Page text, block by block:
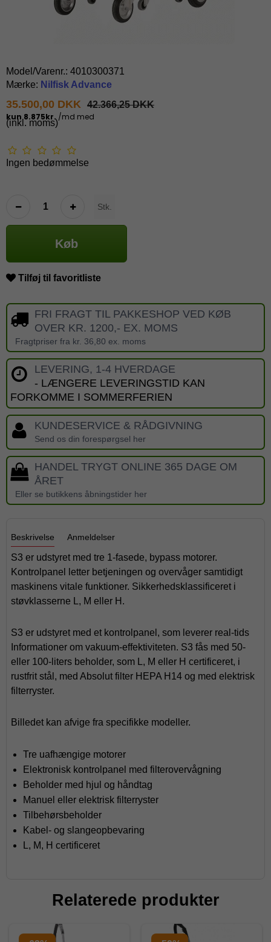
Model/Varenr.: 4010300371
Mærke: Nilfisk Advance
35.500,00 DKK 42.366,25 DKK
(inkl. moms)
Ingen bedømmelse
Stk.
Køb
Tilføj til favoritliste
FRI FRAGT TIL PAKKESHOP VED KØB
OVER KR. 1200,- EX. MOMS
Fragtpriser fra kr. 36,80 ex. moms
LEVERING, 1-4 HVERDAGE
- LÆNGERE LEVERINGSTID KAN
FORKOMME I SOMMERFERIEN
KUNDESERVICE & RÅDGIVNING
Send os din forespørgsel her
HANDEL TRYGT ONLINE 365 DAGE OM
ÅRET
Eller se butikkens åbningstider her
Beskrivelse Anmeldelser
S3 er udstyret med tre 1-fasede, bypass motorer.
Kontrolpanel letter betjeningen og overvåger samtidigt
maskinens vitale funktioner. Sikkerhedsklassificeret i
støvklasserne L, M eller H.
S3 er udstyret med et kontrolpanel, som leverer real-tids
Informationer om vakuum-effektiviteten. S3 fås med 50-
eller 100-liters beholder, som L, M eller H certificeret, i
rustfrit stål, med Absolut filter HEPA H14 og med elektrisk
filterryster.
Billedet kan afvige fra specifikke modeller.
Tre uafhængige motorer
Elektronisk kontrolpanel med filterovervågning
Beholder med hjul og håndtag
Manuel eller elektrisk filterryster
Tilbehørsbeholder
Kabel- og slangeopbevaring
L, M, H certificeret
Relaterede produkter